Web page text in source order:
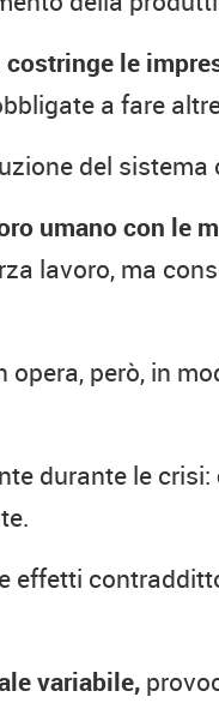
costringe le
a fare
del
umano con le
lavoro, ma
però, in
durante le crisi:
effetti
variabile,